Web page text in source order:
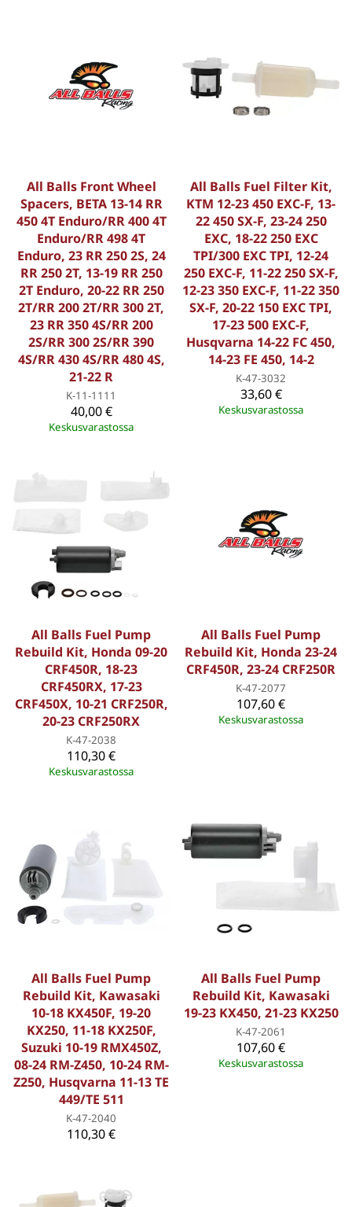
All Balls Front Wheel
Spacers, BETA 13-14 RR
450 4T Enduro/RR 400 4T
Enduro/RR 498 4T
Enduro, 23 RR 250 2S, 24
RR 250 2T, 13-19 RR 250
2T Enduro, 20-22 RR 250
2T/RR 200 2T/RR 300 2T,
23 RR 350 4S/RR 200
2S/RR 300 2S/RR 390
4S/RR 430 4S/RR 480 4S,
21-22 R
K-11-1111
40,00 €
Keskusvarastossa
All Balls Fuel Filter Kit,
KTM 12-23 450 EXC-F, 13-
22 450 SX-F, 23-24 250
EXC, 18-22 250 EXC
TPI/300 EXC TPI, 12-24
250 EXC-F, 11-22 250 SX-F,
12-23 350 EXC-F, 11-22 350
SX-F, 20-22 150 EXC TPI,
17-23 500 EXC-F,
Husqvarna 14-22 FC 450,
14-23 FE 450, 14-2
K-47-3032
33,60 €
Keskusvarastossa
All Balls Fuel Pump
Rebuild Kit, Honda 09-20
CRF450R, 18-23
CRF450RX, 17-23
CRF450X, 10-21 CRF250R,
20-23 CRF250RX
K-47-2038
110,30 €
Keskusvarastossa
All Balls Fuel Pump
Rebuild Kit, Honda 23-24
CRF450R, 23-24 CRF250R
K-47-2077
107,60 €
Keskusvarastossa
All Balls Fuel Pump
Rebuild Kit, Kawasaki
10-18 KX450F, 19-20
KX250, 11-18 KX250F,
Suzuki 10-19 RMX450Z,
08-24 RM-Z450, 10-24 RM-
Z250, Husqvarna 11-13 TE
449/TE 511
K-47-2040
110,30 €
All Balls Fuel Pump
Rebuild Kit, Kawasaki
19-23 KX450, 21-23 KX250
K-47-2061
107,60 €
Keskusvarastossa